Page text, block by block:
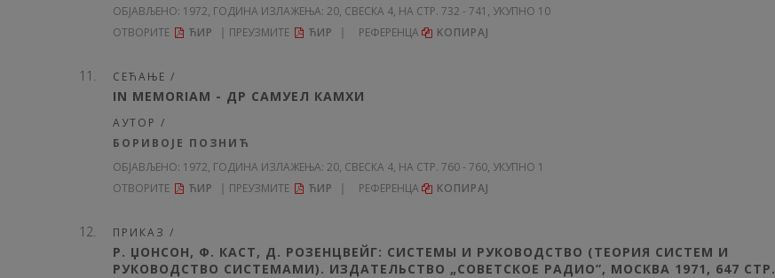
ОБЈАВЉЕНО: 1972, ГОДИНА ИЗЛАЖЕЊА: 20, СВЕСКА 4, НА СТР. 732 - 741, УКУПНО 10
ОТВОРИТЕ
ЋИР ПРЕУЗМИТЕ ЋИР РЕФЕРЕНЦА KОПИРАЈ
СЕЋАЊЕ /
IN MEMORIAM - ДР СAMУEЛ КАМХИ
АУТОР /
БОРИВОЈЕ ПОЗНИЋ
ОБЈАВЉЕНО: 1972, ГОДИНА ИЗЛАЖЕЊА: 20, СВЕСКА 4, НА СТР. 760 - 760, УКУПНО 1
ОТВОРИТЕ
ЋИР ПРЕУЗМИТЕ ЋИР РЕФЕРЕНЦА KОПИРАЈ
ПРИКАЗ /
P. ЏОНСОН, Ф. КАСТ, Д. РОЗЕНЦВЕЙГ: СИСТЕМЫ И РУКОВОДСТВО (ТЕОРИЯ СИСТЕМ И
РУКОВОДСТВО СИСТЕМАМИ). ИЗДАТЕЛЬСТВО „СОВЕТСКОЕ РАДИО”, МОСКВА 1971, 647 СТР.